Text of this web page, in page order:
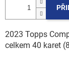
2023 Topps
celkem 40 karet